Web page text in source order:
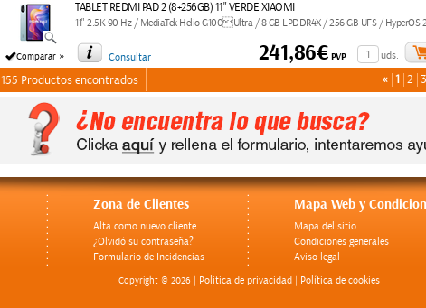
Comparar »
TABLET REDMI PAD 2 (8+256GB) 11" VERDE XIAOMI
11" 2.5K 90 Hz / MediaTek Helio G100Ultra / 8 GB LPDDR4X / 256 GB UFS / HyperOS 2
Consultar uds.
241,86€PVP
155 Productos encontrados « 1 2 3
Zona de Clientes
Alta como nuevo cliente
¿Olvidó su contraseña?
Formulario de Incidencias
Mapa Web y
Mapa del sitio
Condiciones generales
Aviso legal
Copyright © 2026 | Politica de privacidad Política de cookies